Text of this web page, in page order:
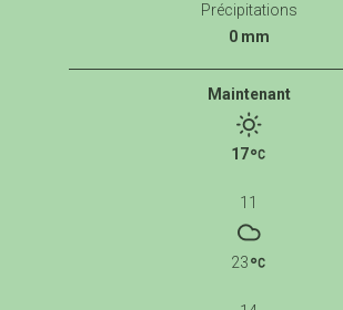
Précipitations
0 mm
Maintenant
17
11
23